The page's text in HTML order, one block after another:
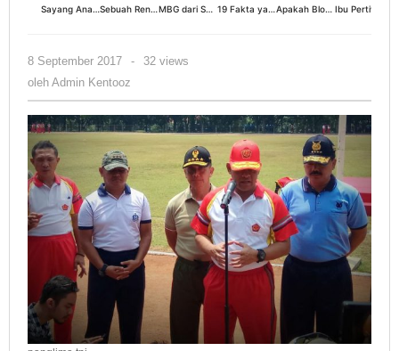
Sayang Anak, Lindungi dan Bangun Masa Depan: Investasi Terbaik Seorang Perempuan untuk Dunia yang Lebih Baik Sebuah Renungan tentang Cahaya, Penantian, dan Harapan Kebangkitan Peradaban Nusantara MBG dari Sudut Pandang Ibu Rumah Tangga, Guru, dan Akademisi: Investasi Generasi Emas Indonesia 19 Fakta yang Jarang Diketahui tentang Hari Raya Idul Adha Apakah Blog Masih Relevan di Era AI? 19 Fakta & 19 Tips Blogger Bertahan
8 September 2017
oleh
-
32 views
oleh Admin Kentooz